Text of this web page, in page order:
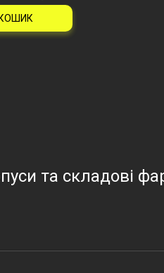
та складові